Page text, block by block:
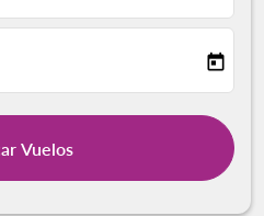
aria-label today
Vuelos